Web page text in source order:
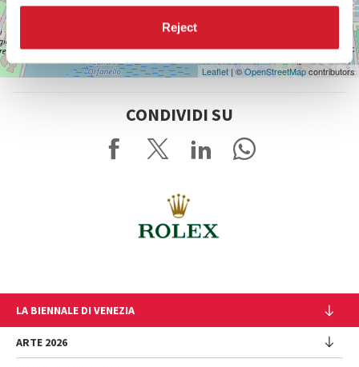
Reject
Leaflet | ©OpenStreetMapcontributors
CONDIVIDI SU
LA BIENNALE DI VENEZIA
L'Istituzione
Cariche istituzionali
ARTE 2026